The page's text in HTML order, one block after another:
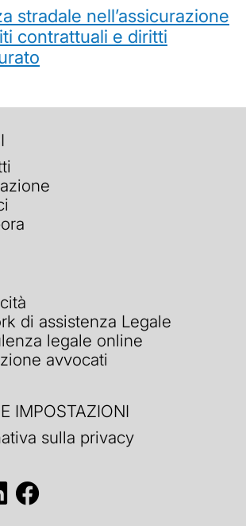
stradale nell’assicurazione
contrattuali e diritti
di assistenza Legale
legale online
avvocati
IMPOSTAZIONI
sulla privacy